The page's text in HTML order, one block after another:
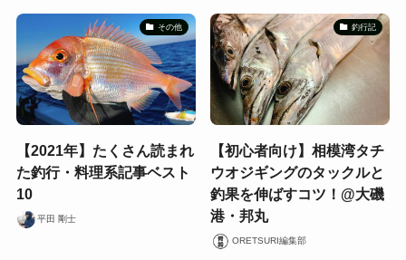
その他
【2021年】たくさん読まれ
た釣行・料理系記事ベスト
10
平田 剛士
釣行記
【初心者向け】相模湾タチ
ウオジギングのタックルと
釣果を伸ばすコツ！@大磯
港・邦丸
ORETSURI編集部